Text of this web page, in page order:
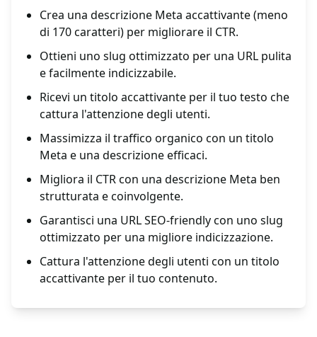
Crea una descrizione Meta accattivante (meno
di 170 caratteri) per migliorare il CTR.
Ottieni uno slug ottimizzato per una URL pulita
e facilmente indicizzabile.
Ricevi un titolo accattivante per il tuo testo che
cattura l'attenzione degli utenti.
Massimizza il traffico organico con un titolo
Meta e una descrizione efficaci.
Migliora il CTR con una descrizione Meta ben
strutturata e coinvolgente.
Garantisci una URL SEO-friendly con uno slug
ottimizzato per una migliore indicizzazione.
Cattura l'attenzione degli utenti con un titolo
accattivante per il tuo contenuto.